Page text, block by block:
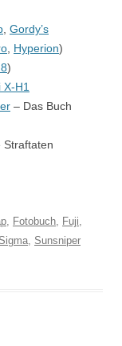
Gordy’s
Hyperion)
)
X-H1
– Das Buch
Straftaten
, Fotobuch, Fuji,
Sigma, Sunsniper